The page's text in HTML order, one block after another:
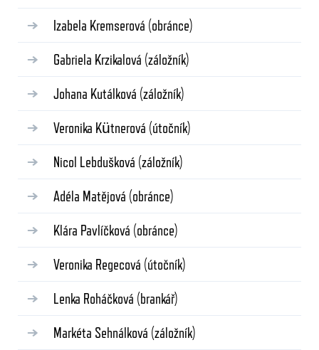
Izabela Kremserová (obránce)
Gabriela Krzikalová (záložník)
Johana Kutálková (záložník)
Veronika Kütnerová (útočník)
Nicol Lebdušková (záložník)
Adéla Matějová (obránce)
Klára Pavlíčková (obránce)
Veronika Regecová (útočník)
Lenka Roháčková (brankář)
Markéta Sehnálková (záložník)